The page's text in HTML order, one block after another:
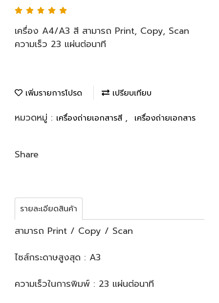
เครื่อง A4/A3 สี สามารถ Print, Copy, Scan
ความเร็ว 23 แผ่นต่อนาที
เพิ่มรายการโปรด เปรียบเทียบ
หมวดหมู่ : เครื่องถ่ายเอกสารสี , เครื่องถ่ายเอกสาร
Share
รายละเอียดสินค้า
สามารถ Print / Copy / Scan
ไซส์กระดาษสูงสุด : A3
ความเร็วในการพิมพ์ : 23 แผ่นต่อนาที